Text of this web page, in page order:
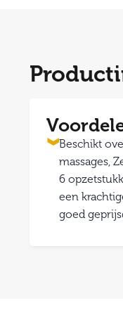
Beschikt
massages,
6
een
goed